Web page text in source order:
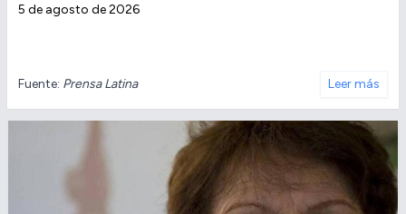
5 de agosto de 2026
Fuente: Prensa Latina Leer más